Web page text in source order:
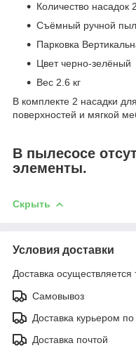
Количество насадок 2
Съёмный ручной
Парковка
Цвет черно-зелёный
Вес 2.6 кг
В комплекте 2 насадки
поверхностей и мягкой
В пылесосе
элементы.
Скрыть
Условия доставки
Доставка осуществляется
Самовывоз
Доставка курьером
Доставка почтой